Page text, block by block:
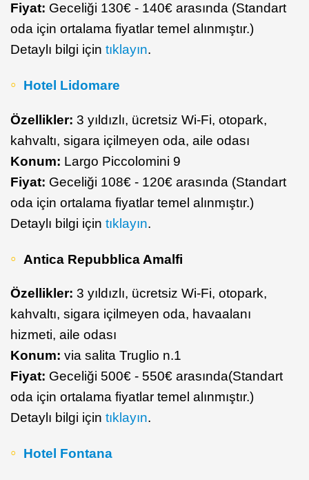
Fiyat: Geceliği 130€ - 140€ arasında (Standart
oda için ortalama fiyatlar temel alınmıştır.)
Detaylı bilgi için tıklayın.
Hotel Lidomare
Özellikler: 3 yıldızlı, ücretsiz Wi-Fi, otopark,
kahvaltı, sigara içilmeyen oda, aile odası
Konum: Largo Piccolomini 9
Fiyat: Geceliği 108€ - 120€ arasında (Standart
oda için ortalama fiyatlar temel alınmıştır.)
Detaylı bilgi için tıklayın.
Antica Repubblica Amalfi
Özellikler: 3 yıldızlı, ücretsiz Wi-Fi, otopark,
kahvaltı, sigara içilmeyen oda, havaalanı
hizmeti, aile odası
Konum: via salita Truglio n.1
Fiyat: Geceliği 500€ - 550€ arasında(Standart
oda için ortalama fiyatlar temel alınmıştır.)
Detaylı bilgi için tıklayın.
Hotel Fontana